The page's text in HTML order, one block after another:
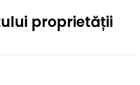
proprietății